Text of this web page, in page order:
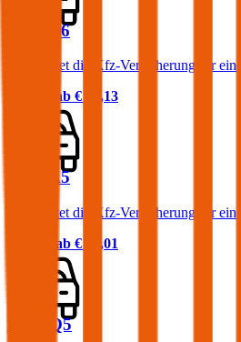
Audi A6
Was kostet die Kfz-Versicherung für
Prämie ab € 69,13
Audi A5
Was kostet die Kfz-Versicherung für
Prämie ab € 64,01
Audi Q5